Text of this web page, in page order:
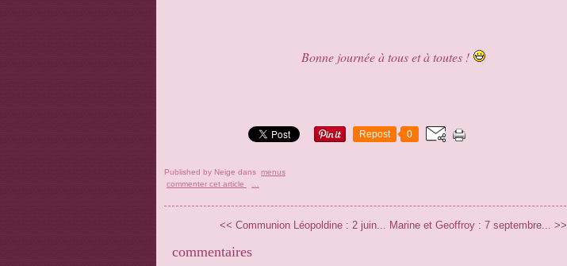
Bonne journée à tous et à toutes !
Repost 0
Published by Neige dans menus
commenter cet article
<< Communion Léopoldine : 2 juin... Marine et Geoffroy : 7 septembre... >>
commentaires